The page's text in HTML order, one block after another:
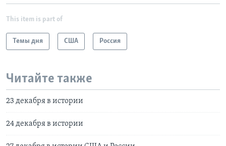
This item is part of
Темы дня США Россия
Читайте также
23 декабря в истории
24 декабря в истории